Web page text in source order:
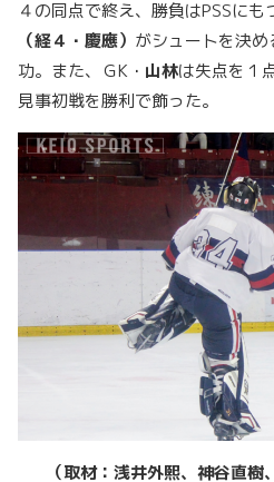
４の同点で終え、勝負はPSSにも
（経４・慶應） がシュートを決め
功。また、ＧK・ 山林は失点を１
見事初戦を勝利で飾った。
（取材：浅井外熙、神谷直